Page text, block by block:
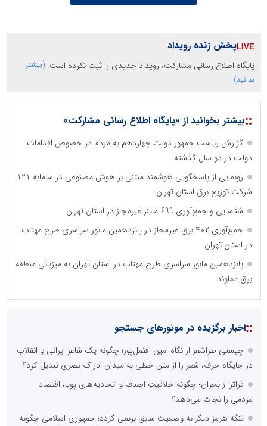
پخش زنده رویداد
پایگاه اطلاع رسانی مشارکت، رویداد جدیدی را ثبت نکرده است. (بیشتر
بدانید)
::بیشتر بخوانید از «پایگاه اطلاع رسانی مشارکت»
گزارش ریاست جمهور دولت چهاردهم به مردم در خصوص اقدامات
دولت در دو سال گذشته
رونمایی از پاسخگویی هوشمند مبتنی بر هوش مصنوعی در سامانه ۱۲۱
شرکت توزیع برق استان تهران
شناسایی و جمع‌آوری 699 ماینر غیرمجاز در استان تهران
جمع‌آوری ۴۰۲ برق غیرمجاز در پانزدهمین مانور سراسری طرح مهتاب
در استان تهران
پانزدهمین مانور سراسری طرح مهتاب در استان تهران به میزبانی منطقه
برق دماوند
::اخبار برگزیده در موتورهای جستجو
چیستی طراشعر از نگاه امین افضل‌پور؛ چگونه یک شاعر ایرانی با انقلاب
در جایگاه حرف، شعر را از متن خطی به میدان ادراک بصری تبدیل کرد؟
فراتر از بحران؛ چگونه خلاقیتِ اصناف و اتحادیه‌های پویا، اقتصاد
مردمی را نجات می‌دهد؟
تنگه هرمز دیگر به وضعیت سابق برنمی گردد؛ جمهوری اسلامی چگونه